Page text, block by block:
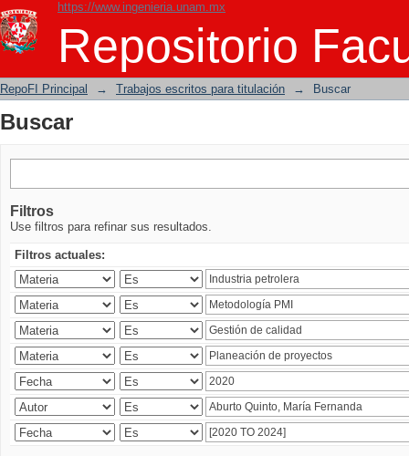
https://www.ingenieria.unam.mx
Repositorio
Buscar
RepoFI Principal → Trabajos escritos para titulación → Buscar
Buscar
Filtros
Use filtros para refinar sus resultados.
Filtros actuales: